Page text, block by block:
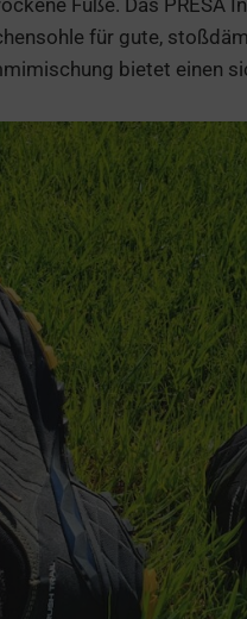
Füße. Das PRESA
für gute,
bietet einen